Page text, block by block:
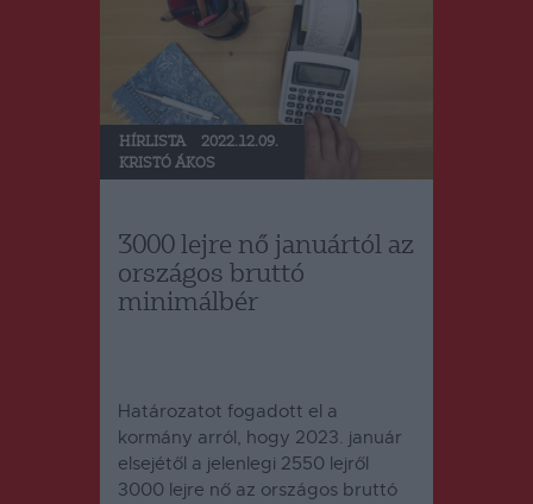
HÍRLISTA
2022.12.09.
KRISTÓ ÁKOS
3000 lejre nő januártól az
országos bruttó
minimálbér
Határozatot fogadott el a
kormány arról, hogy 2023. január
elsejétől a jelenlegi 2550 lejről
3000 lejre nő az országos bruttó